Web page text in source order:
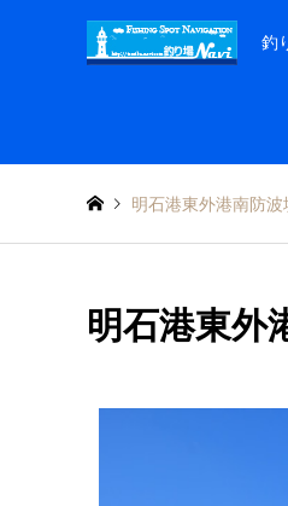
釣
明石港東外港南防波
明石港東外